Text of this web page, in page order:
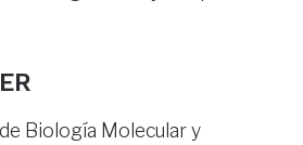
Biología Molecular y